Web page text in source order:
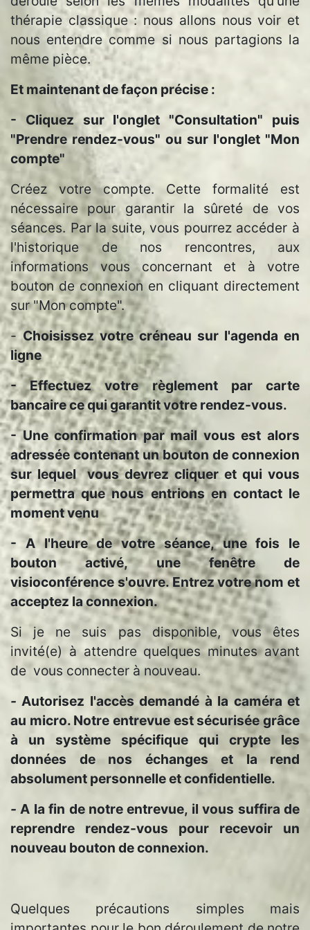
thérapie classique : nous allons nous voir et
nous entendre comme si nous partagions la
même pièce.
Et maintenant de façon précise :
- Cliquez sur l'onglet "Consultation" puis
"Prendre rendez-vous" ou sur l'onglet "Mon
compte"
Créez votre compte. Cette formalité est
nécessaire pour garantir la sûreté de vos
séances. Par la suite, vous pourrez accéder à
l'historique de nos rencontres, aux
informations vous concernant et à votre
bouton de connexion en cliquant directement
sur "Mon compte".
-Choisissez votre créneau sur l'agenda en
ligne
- Effectuez votre règlement par carte
bancaire ce qui garantit votre rendez-vous.
- Une confirmation par mail vous est alors
adressée contenant un bouton de connexion
sur lequel vous devrez cliquer et qui vous
permettra que nous entrions en contact le
moment venu
- A l'heure de votre séance, une fois le
bouton activé, une fenêtre de
visioconférence s'ouvre. Entrez votre nom et
acceptez la connexion.
Si je ne suis pas disponible, vous êtes
invité(e) à attendre quelques minutes avant
de vous connecter à nouveau.
-Autorisez l'accès demandé à la caméra et
au micro. Notre entrevue est sécurisée grâce
à un système spécifique qui crypte les
données de nos échanges et la rend
absolument personnelle et confidentielle.
-A la fin de notre entrevue, il vous suffira de
reprendre rendez-vous pour recevoir un
nouveau bouton de connexion.
Quelques précautions simples mais